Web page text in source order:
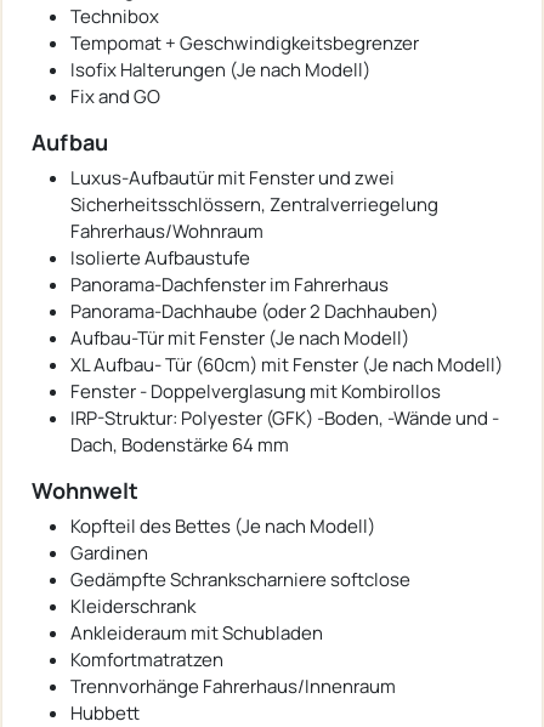
Technibox
Tempomat + Geschwindigkeitsbegrenzer
Isofix Halterungen (Je nach Modell)
Fix and GO
Aufbau
Luxus-Aufbautür mit Fenster und zwei
Sicherheitsschlössern, Zentralverriegelung
Fahrerhaus/Wohnraum
Isolierte Aufbaustufe
Panorama-Dachfenster im Fahrerhaus
Panorama-Dachhaube (oder 2 Dachhauben)
Aufbau-Tür mit Fenster (Je nach Modell)
XL Aufbau- Tür (60cm) mit Fenster (Je nach Modell)
Fenster - Doppelverglasung mit Kombirollos
IRP-Struktur: Polyester (GFK) -Boden, -Wände und -
Dach, Bodenstärke 64 mm
Wohnwelt
Kopfteil des Bettes (Je nach Modell)
Gardinen
Gedämpfte Schrankscharniere softclose
Kleiderschrank
Ankleideraum mit Schubladen
Komfortmatratzen
Trennvorhänge Fahrerhaus/Innenraum
Hubbett